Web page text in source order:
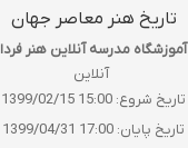
تاریخ هنر معاصر جهان
آموزشگاه مدرسه آنلاین هنر فردا
آنلاین
تاریخ شروع: 1399/02/15 15:00
تاریخ پایان: 1399/04/31 17:00